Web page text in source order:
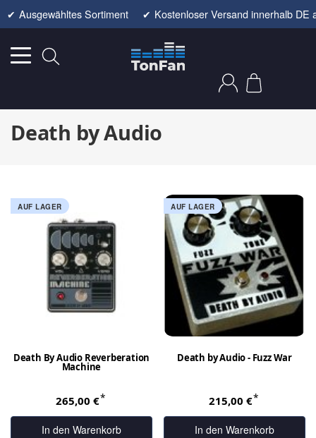
✔ Ausgewähltes Sortiment ✔ Kostenloser Versand innerhalb DE
Death by Audio
AUF LAGER
Death By Audio Reverberation
Machine
265,00 €*
In den Warenkorb
AUF LAGER
Death by Audio - Fuzz War
215,00 €*
In den Warenkorb